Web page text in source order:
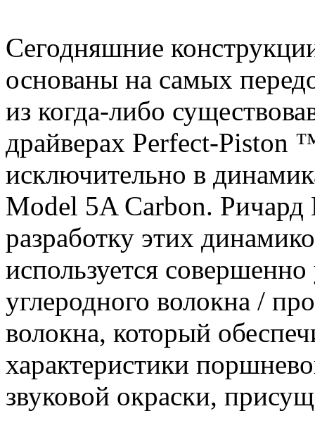
Сегодняшние
основаны на самых
из когда-либо
драйверах Perfect-Piston
исключительно в
Model 5A Carbon. Ричард
разработку этих
используется
углеродного волокна /
волокна, который
характеристики
звуковой окраски,